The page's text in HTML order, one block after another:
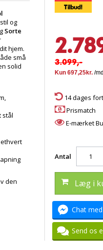
og
Sorte
hjem.
små
solid
stål
den
Tilbud!
3.099,-
14 dages
Prismatch
E-mærket
Antal
Læg i
Chat
Send os